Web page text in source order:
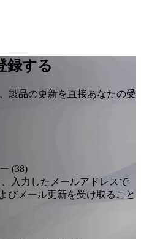
録する
製品の更新を直接あなたの受
(38)
入力したメールアドレスで
びメール更新を受け取ること